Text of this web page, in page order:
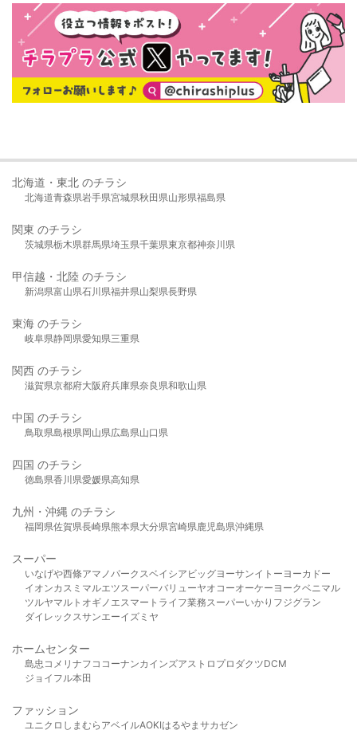
北海道・東北 のチラシ
北海道青森県岩手県宮城県秋田県山形県福島県
関東 のチラシ
茨城県栃木県群馬県埼玉県千葉県東京都神奈川県
甲信越・北陸 のチラシ
新潟県富山県石川県福井県山梨県長野県
東海 のチラシ
岐阜県静岡県愛知県三重県
関西 のチラシ
滋賀県京都府大阪府兵庫県奈良県和歌山県
中国 のチラシ
鳥取県島根県岡山県広島県山口県
四国 のチラシ
徳島県香川県愛媛県高知県
九州・沖縄 のチラシ
福岡県佐賀県長崎県熊本県大分県宮崎県鹿児島県沖縄県
スーパー
いなげや西條アマノパークスベイシア ビッグヨーサンイトーヨーカドー
イオンカスミ マルエツスーパーバリューヤオコーオーケー ヨークベニマル
ツルヤマルト オギノ エスマート ライフ業務スーパーいかり フジグラン
ダイレックスサンエーイズミヤ
ホームセンター
島忠 コメリ ナフコ コーナンカインズアストロプロダクツDCM
ジョイフル本田
ファッション
ユニクロ しまむら アベイルAOKIはるやま サカゼン